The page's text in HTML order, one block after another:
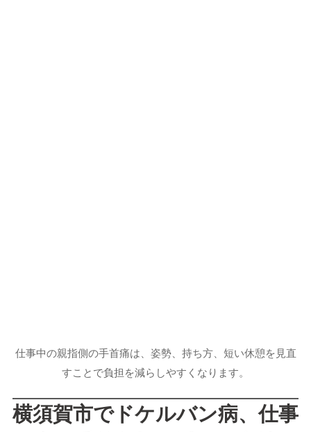
仕事中の親指側の手首痛は、姿勢、持ち方、短い休憩を見直
すことで負担を減らしやすくなります。
横須賀市でドケルバン病、仕事